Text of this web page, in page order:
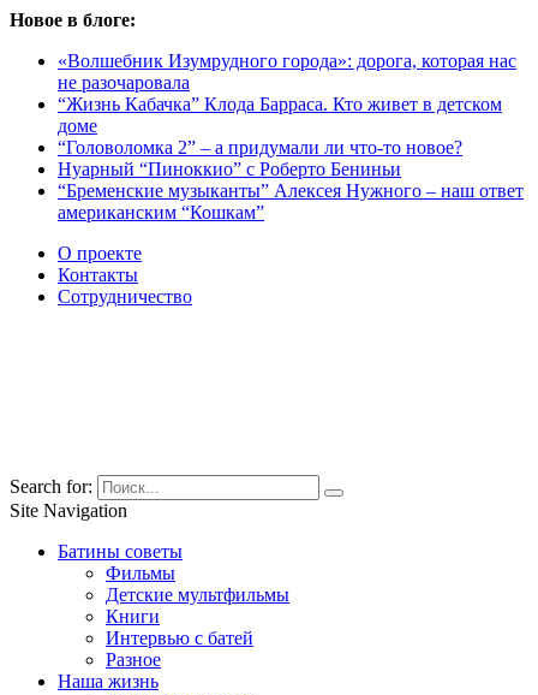
Новое в блоге:
«Волшебник Изумрудного города»: дорога, которая нас
не разочаровала
“Жизнь Кабачка” Клода Барраса. Кто живет в детском
доме
“Головоломка 2” – а придумали ли что-то новое?
Нуарный “Пиноккио” с Роберто Бениньи
“Бременские музыканты” Алексея Нужного – наш ответ
американским “Кошкам”
О проекте
Контакты
Сотрудничество
Search for:
Site Navigation
Батины советы
Фильмы
Детские мультфильмы
Книги
Интервью с батей
Разное
Наша жизнь